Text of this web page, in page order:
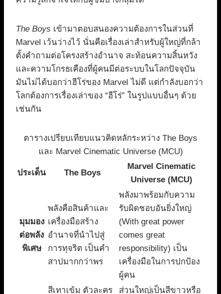
The Boys เข้ามาตอบสนองความต้องการในส่วนที่
Marvel เว้นว่างไว้ นั่นคือเรื่องเล่าสำหรับผู้ใหญ่ที่กล้า
ตั้งคำถามต่อโครงสร้างอำนาจ สะท้อนความสิ้นหวัง
และความโกรธเคืองที่ผู้คนมีต่อระบบในโลกปัจจุบัน
มันไม่ได้บอกว่าฮีโร่ของ Marvel ไม่ดี แต่กำลังบอกว่า
โลกต้องการเรื่องเล่าของ “ฮีโร่” ในรูปแบบอื่นๆ ด้วย
เช่นกัน
ตารางเปรียบเทียบแนวคิดหลักระหว่าง The Boys
และ Marvel Cinematic Universe (MCU)
ประเด็น The Boys
Marvel Cinematic
Universe (MCU)
มุมมอง
ต่อพลัง
พิเศษ
พลังคือสินค้าและ
เครื่องมือสร้าง
อำนาจที่นำไปสู่
การทุจริต เป็นคำ
สาปมากกว่าพร
พลังมาพร้อมกับความ
รับผิดชอบอันยิ่งใหญ่
(With great power
comes great
responsibility) เป็น
เครื่องมือในการปกป้อง
ผู้คน
สีเทาเข้ม ตัวละคร
ส่วนใหญ่เป็นสีขาวหรือ